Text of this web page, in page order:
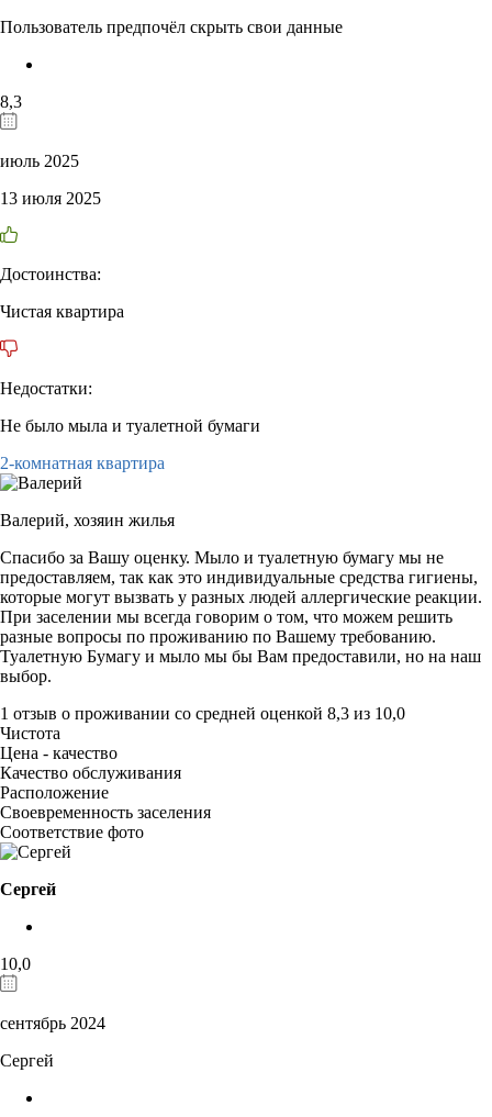
Пользователь предпочёл скрыть свои данные
8,3
июль 2025
13 июля 2025
Достоинства:
Чистая квартира
Недостатки:
Не было мыла и туалетной бумаги
2-комнатная квартира
Валерий, хозяин жилья
Спасибо за Вашу оценку. Мыло и туалетную бумагу мы не
предоставляем, так как это индивидуальные средства гигиены,
которые могут вызвать у разных людей аллергические реакции.
При заселении мы всегда говорим о том, что можем решить
разные вопросы по проживанию по Вашему требованию.
Туалетную Бумагу и мыло мы бы Вам предоставили, но на наш
выбор.
1 отзыв о проживании со средней оценкой 8,3 из 10,0
Чистота
Цена - качество
Качество обслуживания
Расположение
Своевременность заселения
Соответствие фото
Сергей
10,0
сентябрь 2024
Сергей